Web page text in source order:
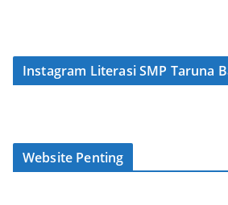
Instagram Literasi SMP Taruna
Website Penting